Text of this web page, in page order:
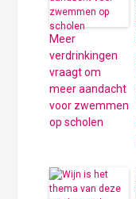
Meer
verdrinkingen
vraagt om
meer aandacht
voor zwemmen
op scholen